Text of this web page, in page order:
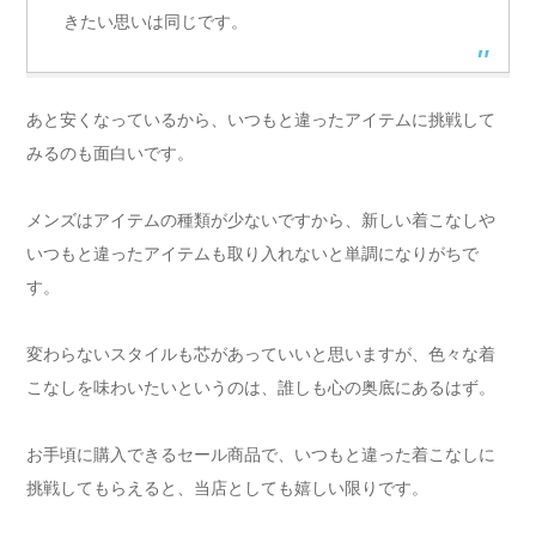
きたい思いは同じです。
あと安くなっているから、いつもと違ったアイテムに挑戦して
みるのも面白いです。
メンズはアイテムの種類が少ないですから、新しい着こなしや
いつもと違ったアイテムも取り入れないと単調になりがちで
す。
変わらないスタイルも芯があっていいと思いますが、色々な着
こなしを味わいたいというのは、誰しも心の奥底にあるはず。
お手頃に購入できるセール商品で、いつもと違った着こなしに
挑戦してもらえると、当店としても嬉しい限りです。